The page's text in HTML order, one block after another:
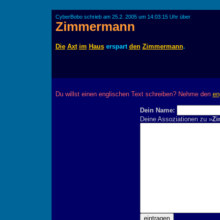
CyberBobo schrieb am 25.2. 2005 um 14:03:15 Uhr über
Zimmermann
Die Axt im Hauserspart den Zimmermann.
Du willst einen englischen Text schreiben? Nehme den
Dein Name:
Deine Assoziationen zu »